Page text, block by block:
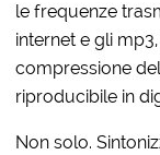
le frequenze
internet e gli
compressione
riproducibile in
Non solo.